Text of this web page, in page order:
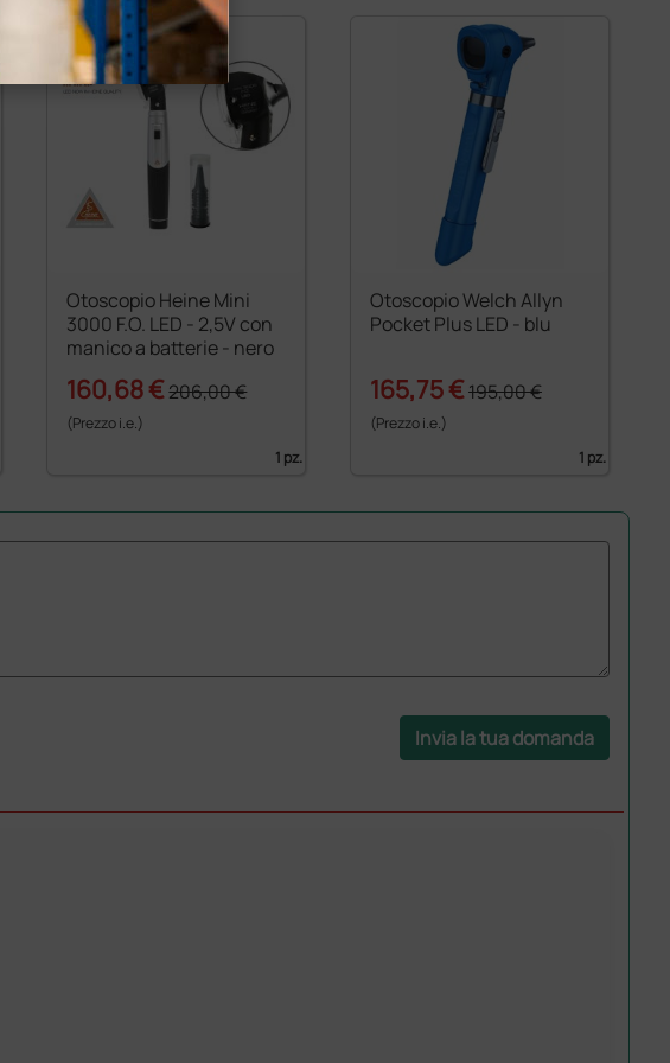
Otoscopio Heine Mini
3000 F.O. LED - 2,5V con
manico a batterie - nero
160,68 €206,00 €
(Prezzo i.e.)
1 pz.
Otoscopio Welch Allyn
Pocket Plus LED - blu
165,75 €195,00 €
(Prezzo i.e.)
1 pz.
Invia la tua domanda